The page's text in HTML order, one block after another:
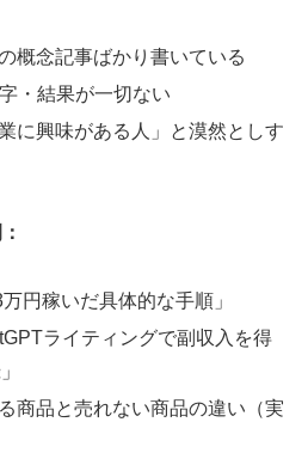
概念記事ばかり書いている
・結果が一切ない
に興味がある人」と漠然としす
円稼いだ具体的な手順」
ライティングで副収入を得
商品と売れない商品の違い（実